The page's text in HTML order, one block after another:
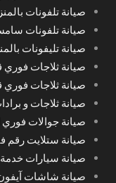
صيانة تلفونات
صيانة تلفونات
صيانة تليفونات
صيانة ثلاجات
صيانة ثلاجات
صيانة ثلاجات و
صيانة جوالات فوري
صيانة ستلايت رقم
صيانة سيارات خدمة
صيانة شاشات